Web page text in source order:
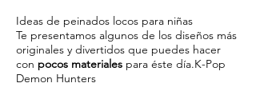
Ideas de peinados locos para niñas
Te presentamos algunos de los diseños más
originales y divertidos que puedes hacer
con pocos materiales para éste día.K-Pop
Demon Hunters